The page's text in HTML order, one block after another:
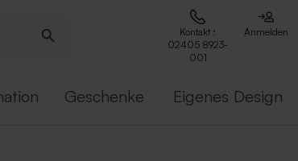
Kontakt :
02405 8923-
001
Anmelden
Geschenke Eigenes Design